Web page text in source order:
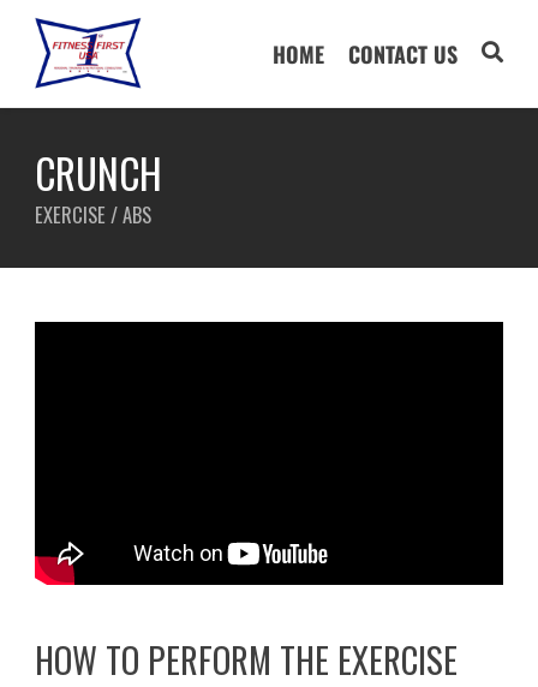
HOME CONTACT US
CRUNCH
EXERCISE / ABS
HOW TO PERFORM THE EXERCISE